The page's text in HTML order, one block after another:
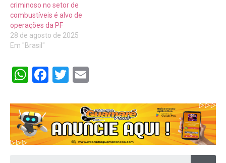
criminoso no setor de
combustíveis é alvo de
operações da PF
28 de agosto de 2025
Em "Brasil"
WhatsApp
Facebook
Twitter